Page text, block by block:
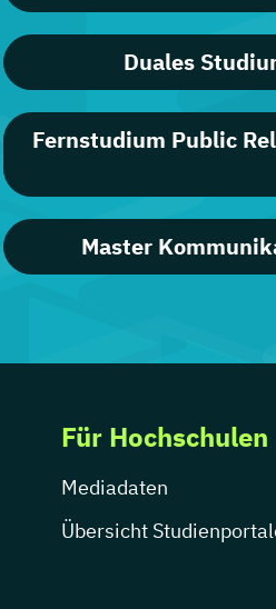
Duales
Fernstudium Public
Master
Für Hochschulen
Mediadaten
Übersicht